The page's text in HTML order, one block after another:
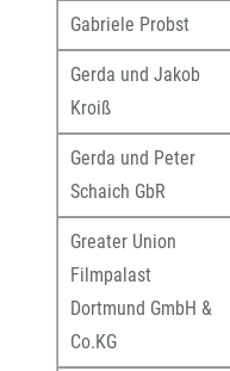
Gabriele Probst
Gerda und Jakob
Kroiß
Gerda und Peter
Schaich GbR
Greater Union
Filmpalast
Dortmund GmbH &
Co.KG